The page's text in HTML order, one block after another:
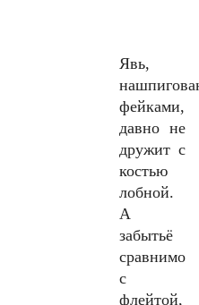
Явь,
фейками,
давно не
дружит с
костью
лобной.
А
забытьё
сравнимо
с
флейтой,